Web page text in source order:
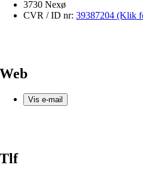
3730 Nexø
CVR / ID nr:39387204 (Klik
Web
Vis e-mail
Tlf